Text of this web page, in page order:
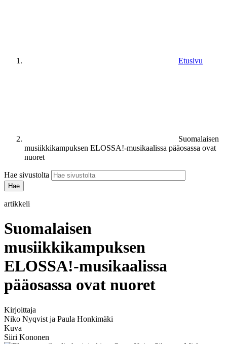
Etusivu
Suomalaisen
musiikkikampuksen ELOSSA!-musikaalissa pääosassa ovat
nuoret
Hae sivustolta
artikkeli
Suomalaisen
musiikkikampuksen
ELOSSA!-musikaalissa
pääosassa ovat nuoret
Kirjoittaja
Niko Nyqvist ja Paula Honkimäki
Kuva
Siiri Kononen